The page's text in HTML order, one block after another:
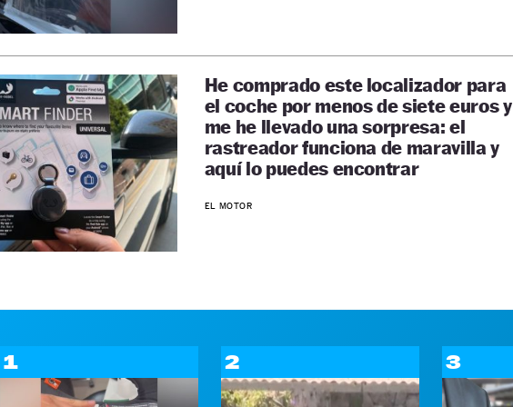
He comprado este localizador para
el coche por menos de siete euros y
me he llevado una sorpresa: el
rastreador funciona de maravilla y
aquí lo puedes encontrar
EL MOTOR
1 2 3